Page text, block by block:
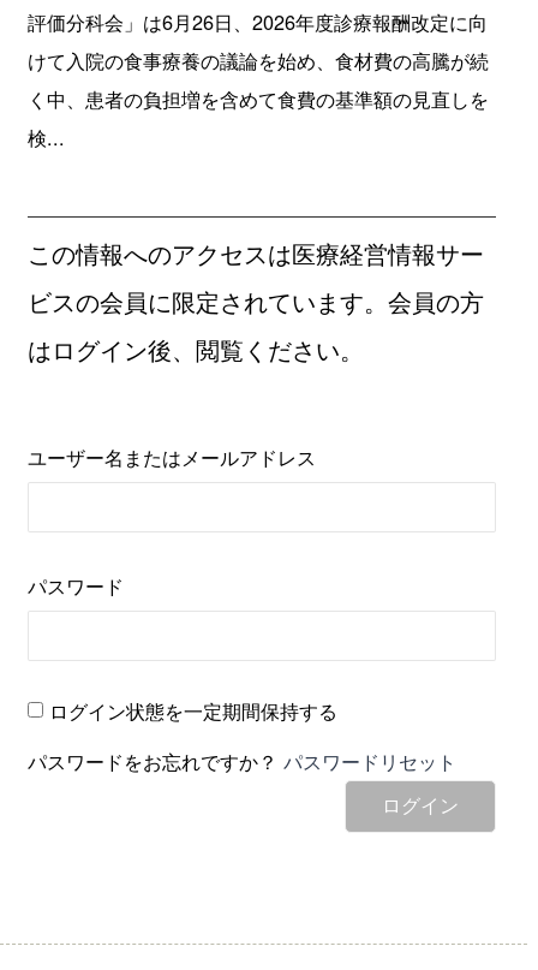
評価分科会」は6月26日、2026年度診療報酬改定に向
けて入院の食事療養の議論を始め、食材費の高騰が続
く中、患者の負担増を含めて食費の基準額の見直しを
検...
この情報へのアクセスは医療経営情報サー
ビスの会員に限定されています。会員の方
はログイン後、閲覧ください。
ユーザー名またはメールアドレス
パスワード
ログイン状態を一定期間保持する
パスワードをお忘れですか？パスワードリセット
ログイン